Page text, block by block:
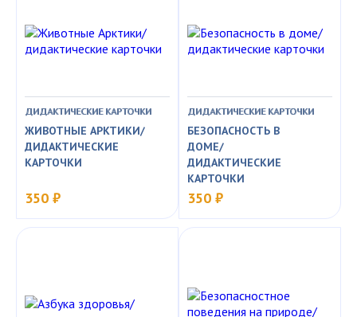
ДИДАКТИЧЕСКИЕ КАРТОЧКИ
ЖИВОТНЫЕ АРКТИКИ/
ДИДАКТИЧЕСКИЕ
КАРТОЧКИ
350 ₽
ДИДАКТИЧЕСКИЕ КАРТОЧКИ
БЕЗОПАСНОСТЬ В
ДОМЕ/
ДИДАКТИЧЕСКИЕ
КАРТОЧКИ
350 ₽